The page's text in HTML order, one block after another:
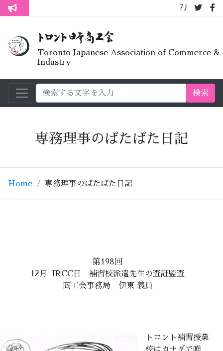
トロント生活不安疑問質問懇談会
7月オープンライ
Toronto Japanese Association of Commerce &
Industry
検索
専務理事のばたばた日記
Home 専務理事のばたばた日記
第198回
12月 IRCC日 補習校派遣先生の査証監査
商工会事務局 伊東 義員
トロント補習授業